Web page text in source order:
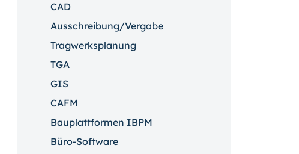
CAD
Ausschreibung/Vergabe
Tragwerksplanung
TGA
GIS
CAFM
Bauplattformen IBPM
Büro-Software